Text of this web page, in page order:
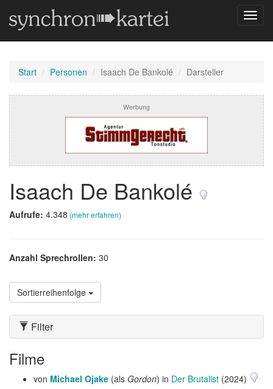
Start Personen Isaach De Bankolé Darsteller
Werbung
Isaach De Bankolé
Aufrufe: 4.348 (mehr erfahren)
Anzahl Sprechrollen: 30
Sortierreihenfolge
Filter
Filme
von Michael Ojake (als Gordon) in Der Brutalist (2024)